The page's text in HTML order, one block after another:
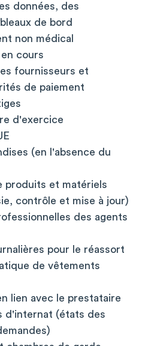
données, des
de bord
non médical
cours
fournisseurs et
de paiement
d'exercice
(en l'absence du
produits et matériels
contrôle et mise à jour)
des agents
pour le réassort
de vêtements
lien avec le prestataire
d'internat (états des